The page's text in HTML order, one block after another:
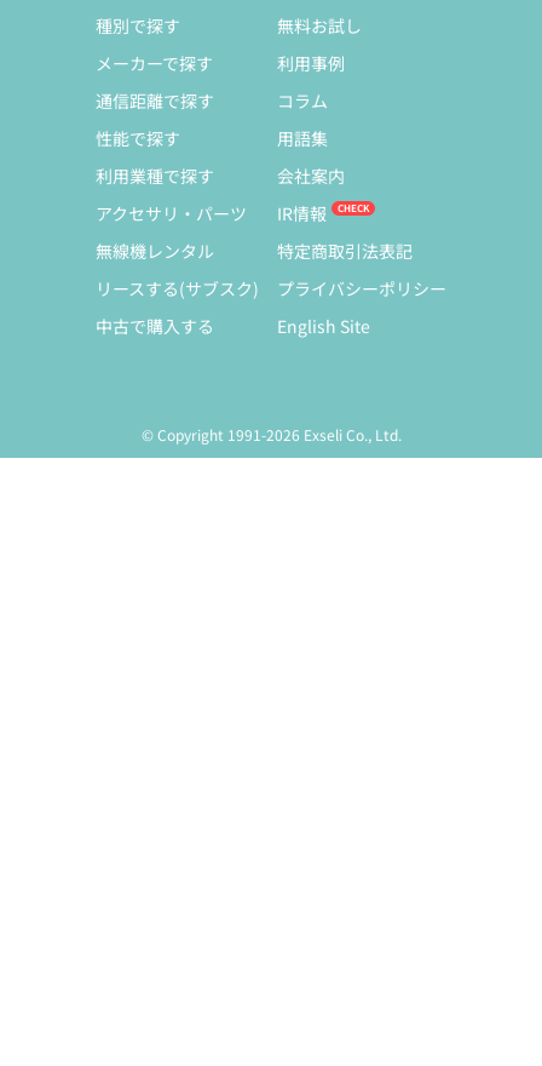
種別で探す
メーカーで探す
通信距離で探す
性能で探す
利用業種で探す
アクセサリ・パーツ
無線機レンタル
リースする(サブスク)
中古で購入する
無料お試し
利用事例
コラム
用語集
会社案内
IR情報
特定商取引法表記
プライバシーポリシー
English Site
© Copyright 1991-2026 Exseli Co., Ltd.